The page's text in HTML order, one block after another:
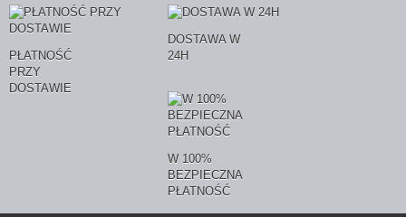
PŁATNOŚĆ
PRZY
DOSTAWIE
DOSTAWA W
24H
W 100%
BEZPIECZNA
PŁATNOŚĆ